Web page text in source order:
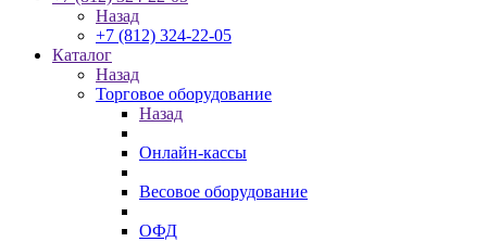
Назад
+7 (812) 324-22-05
Каталог
Назад
Торговое оборудование
Назад
Онлайн-кассы
Весовое оборудование
ОФД